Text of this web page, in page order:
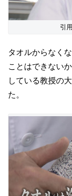
引
タオルからなく
ことはできない
している教授の
た。